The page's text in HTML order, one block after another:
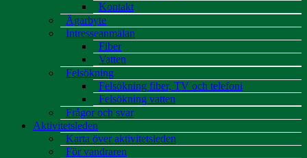
Kontakt
Ägarbyte
Intresseanmälan
Fiber
Vatten
Felsökning
Felsökning fiber, TV och telefoni
Felsökning vatten
Frågor och svar
Aktivitetsleden
Karta över aktivitetsleden
För vandraren